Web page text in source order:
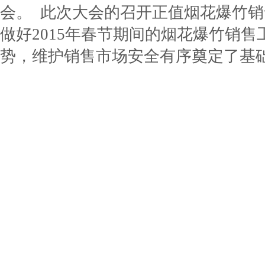
会。 此次大会的召开正值烟花爆竹
做好2015年春节期间的烟花爆竹销
势，维护销售市场安全有序奠定了基